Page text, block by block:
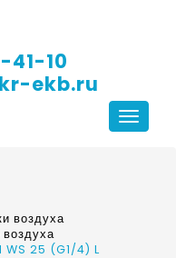
41-10
ekb.ru
воздуха
WS 25 (G1/4) L